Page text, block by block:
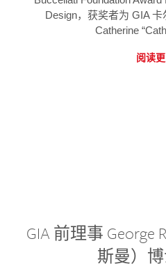
Design，获奖者为 GIA
Catherine
阅读
GIA 前理事 George
斯曼）